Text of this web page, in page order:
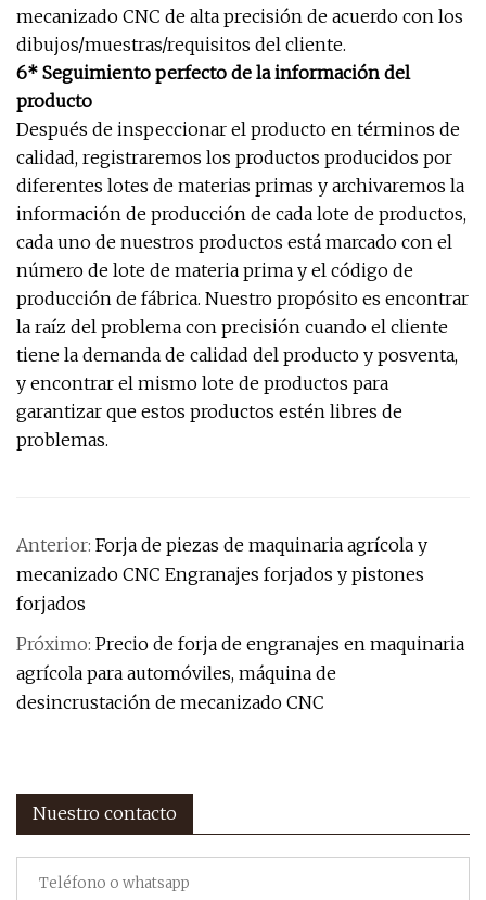
mecanizado CNC de alta precisión de acuerdo con los
dibujos/muestras/requisitos del cliente.
6* Seguimiento perfecto de la información del
producto
Después de inspeccionar el producto en términos de
calidad, registraremos los productos producidos por
diferentes lotes de materias primas y archivaremos la
información de producción de cada lote de productos,
cada uno de nuestros productos está marcado con el
número de lote de materia prima y el código de
producción de fábrica. Nuestro propósito es encontrar
la raíz del problema con precisión cuando el cliente
tiene la demanda de calidad del producto y posventa,
y encontrar el mismo lote de productos para
garantizar que estos productos estén libres de
problemas.
Anterior: Forja de piezas de maquinaria agrícola y
mecanizado CNC Engranajes forjados y pistones
forjados
Próximo: Precio de forja de engranajes en maquinaria
agrícola para automóviles, máquina de
desincrustación de mecanizado CNC
Nuestro contacto